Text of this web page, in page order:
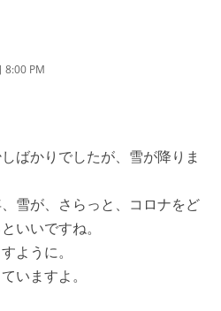
8:00 PM
ばかりでしたが、雪が降りま
雪が、さらっと、コロナをど
いいですね。
ように。
いますよ。